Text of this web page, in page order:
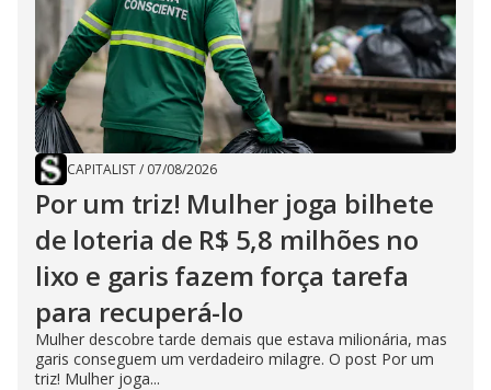
CAPITALIST/ 07/08/2026
Por um triz! Mulher joga bilhete
de loteria de R$ 5,8 milhões no
lixo e garis fazem força tarefa
para recuperá-lo
Mulher descobre tarde demais que estava milionária, mas
garis conseguem um verdadeiro milagre. O post Por um
triz! Mulher joga...